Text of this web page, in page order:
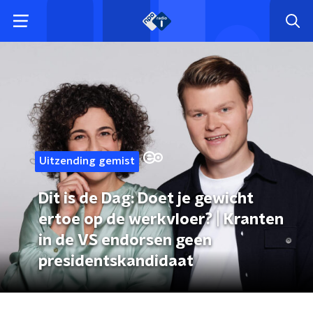
Uitzending gemist
Dit is de Dag: Doet je gewicht
ertoe op de werkvloer? | Kranten
in de VS endorsen geen
presidentskandidaat